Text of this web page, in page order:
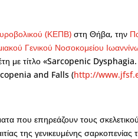
(ΚΕΠΒ) στη Θήβα, την
Γενικού Νοσοκομείου
με τίτλο «Sarcopenic
and Falls (http://
που επηρεάζουν τους
της γενικευμένης